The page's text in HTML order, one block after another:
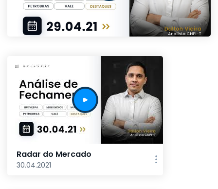
Radar do Mercado
30.04.2021